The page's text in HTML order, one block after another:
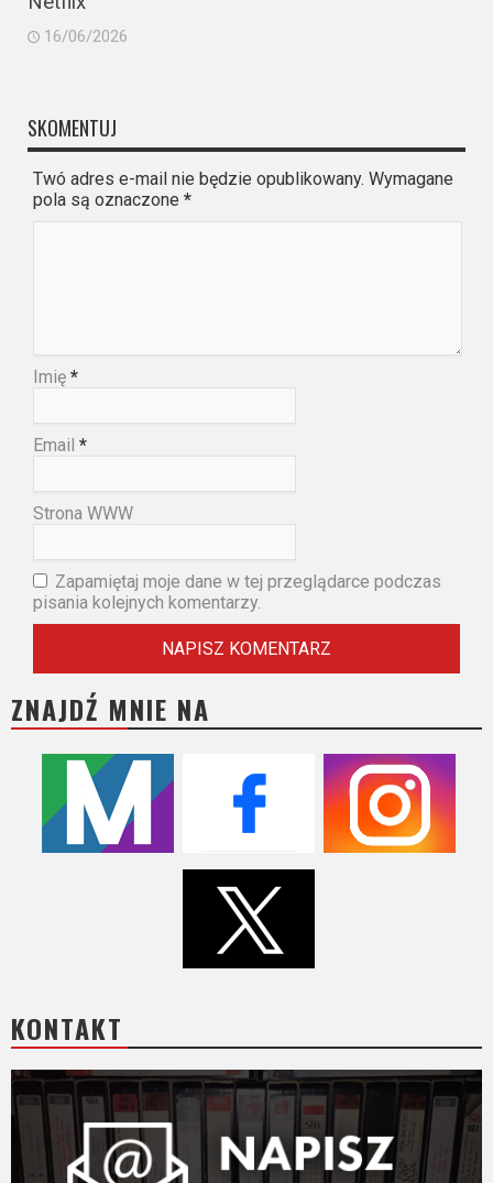
16/06/2026
SKOMENTUJ
Twó adres e-mail nie będzie opublikowany. Wymagane
pola są oznaczone *
Imię *
Email *
Strona WWW
Zapamiętaj moje dane w tej przeglądarce podczas
pisania kolejnych komentarzy.
ZNAJDŹ MNIE NA
KONTAKT